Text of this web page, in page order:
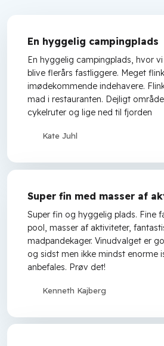
En hyggelig campingplads
En hyggelig campingplads, hvor
blive flerårs fastliggere. Meget
imødekommende indehavere.
mad i restauranten. Dejligt
cykelruter og lige ned til fjorden
Kate Juhl
Super fin med masser af
Super fin og hyggelig plads. Fine
pool, masser af aktiviteter,
madpandekager. Vinudvalget er
og sidst men ikke mindst enorme
anbefales. Prøv det!
Kenneth Kajberg